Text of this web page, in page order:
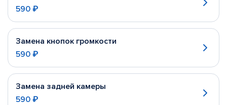
590 ₽
Замена кнопок громкости
590 ₽
Замена задней камеры
590 ₽